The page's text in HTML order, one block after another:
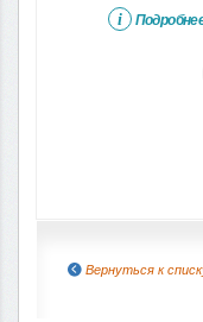
i
Вернуться к